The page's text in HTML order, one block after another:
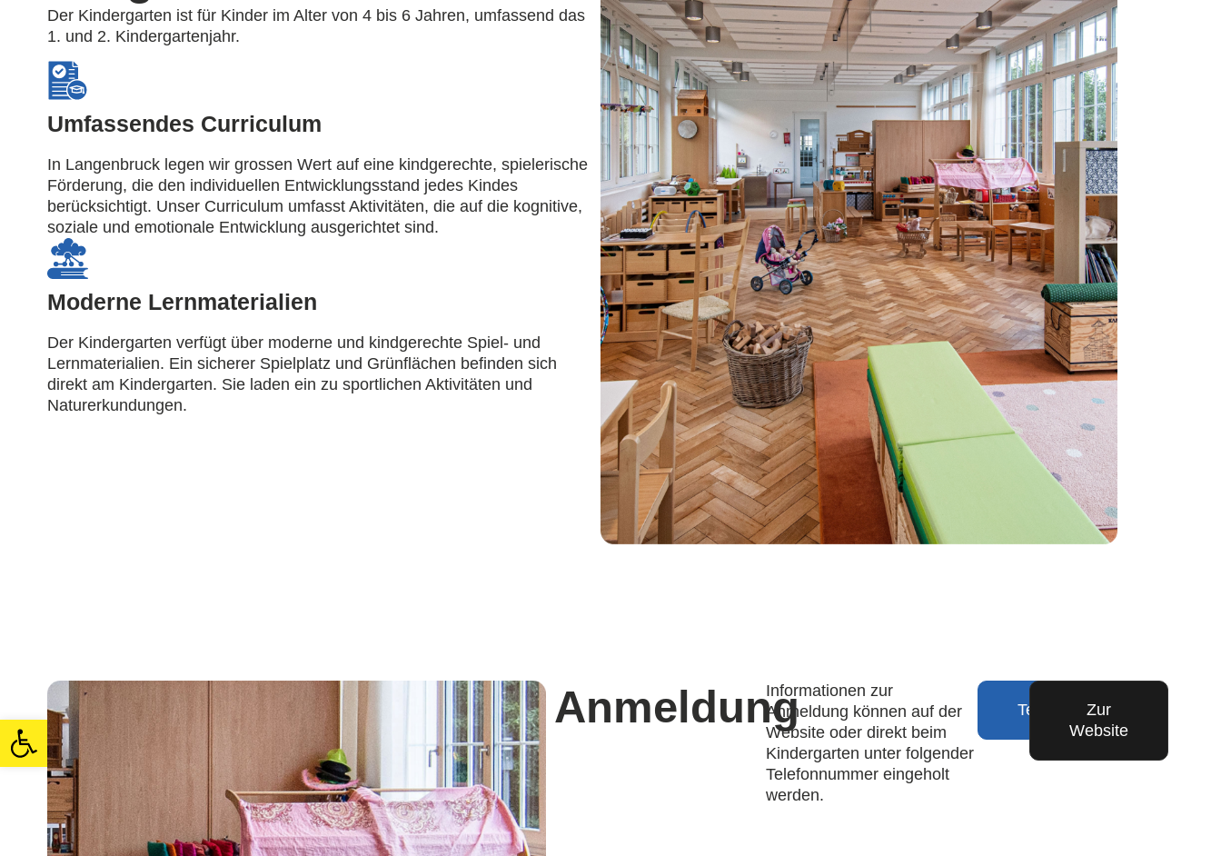
Open toolbar
Der Kindergarten ist für Kinder im Alter von 4 bis 6 Jahren, umfassend das
1. und 2. Kindergartenjahr.
Umfassendes Curriculum
In Langenbruck legen wir grossen Wert auf eine kindgerechte, spielerische
Förderung, die den individuellen Entwicklungsstand jedes Kindes
berücksichtigt. Unser Curriculum umfasst Aktivitäten, die auf die kognitive,
soziale und emotionale Entwicklung ausgerichtet sind.
Moderne Lernmaterialien
Der Kindergarten verfügt über moderne und kindgerechte Spiel- und
Lernmaterialien. Ein sicherer Spielplatz und Grünflächen befinden sich
direkt am Kindergarten. Sie laden ein zu sportlichen Aktivitäten und
Naturerkundungen.
AnmeldungInformationen zur
Anmeldung können auf der
Website oder direkt beim
Kindergarten unter folgender
Telefonnummer eingeholt
werden.
Telefon
Zur
Website